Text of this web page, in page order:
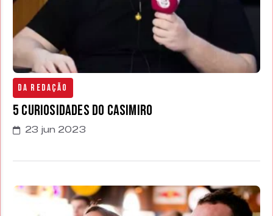
Da Redação
5 Curiosidades do Casimiro
23 jun 2023